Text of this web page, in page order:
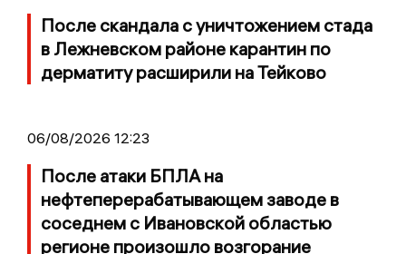
После скандала с уничтожением стада
в Лежневском районе карантин по
дерматиту расширили на Тейково
06/08/2026 12:23
После атаки БПЛА на
нефтеперерабатывающем заводе в
соседнем с Ивановской областью
регионе произошло возгорание